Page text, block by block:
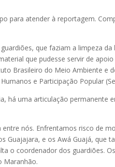
para atender à reportagem.
que faziam a limpeza da
que pudesse servir de
Brasileiro do Meio Ambiente e
e Participação Popular
há uma articulação permanente
nós. Enfrentamos risco de
Guajajara, e os Awá Guajá, que
o coordenador dos guardiões.
Maranhão.